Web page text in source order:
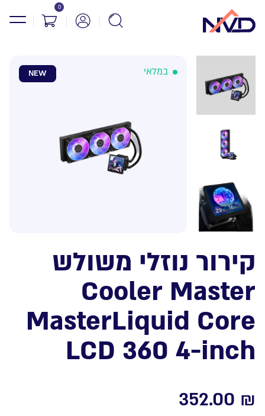
0
NEW במלאי
קירור נוזלי משולש
Cooler Master
MasterLiquid Core
LCD 360 4-inch
352.00 ₪